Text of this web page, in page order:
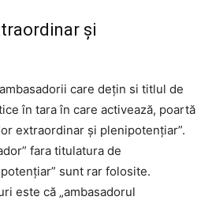
și
care dețin si titlul de
în tara în care activează, poartă
extraordinar și plenipotențiar”.
fara titulatura de
sunt rar folosite.
este că „ambasadorul